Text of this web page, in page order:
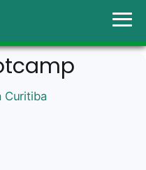
Curitiba